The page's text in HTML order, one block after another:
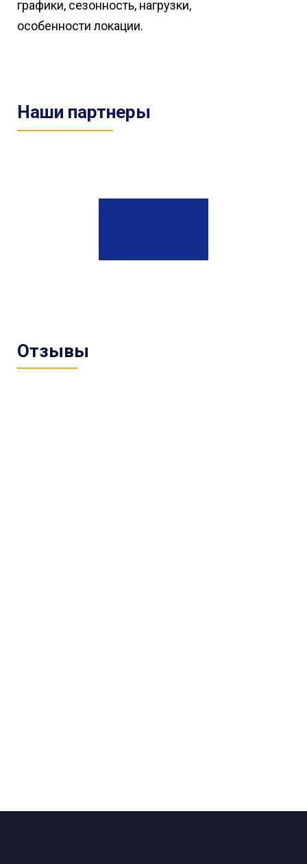
графики, сезонность, нагрузки,
особенности локации.
Наши партнеры
Отзывы